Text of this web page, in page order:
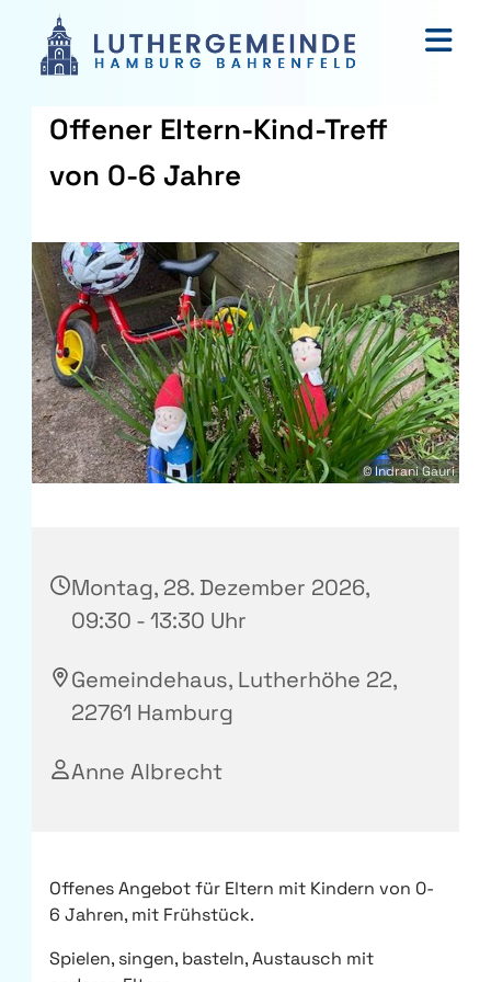
Offener Eltern-Kind-Treff
von 0-6 Jahre
© Indrani Gauri
Montag, 28. Dezember 2026,
09:30 - 13:30 Uhr
Gemeindehaus, Lutherhöhe 22,
22761 Hamburg
Anne Albrecht
Offenes Angebot für Eltern mit Kindern von 0-
6 Jahren, mit Frühstück.
Spielen, singen, basteln, Austausch mit